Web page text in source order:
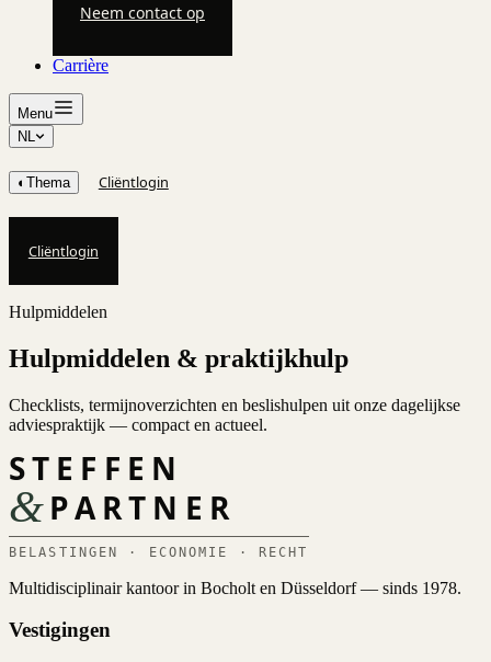
Neem contact op
Carrière
Menu
NL
◐ Thema Cliëntlogin
Cliëntlogin
Hulpmiddelen
Hulpmiddelen & praktijkhulp
Checklists, termijnoverzichten en beslishulpen uit onze dagelijkse
adviespraktijk — compact en actueel.
STEFFEN
&PARTNER
BELASTINGEN · ECONOMIE · RECHT
Multidisciplinair kantoor in Bocholt en Düsseldorf — sinds 1978.
Vestigingen